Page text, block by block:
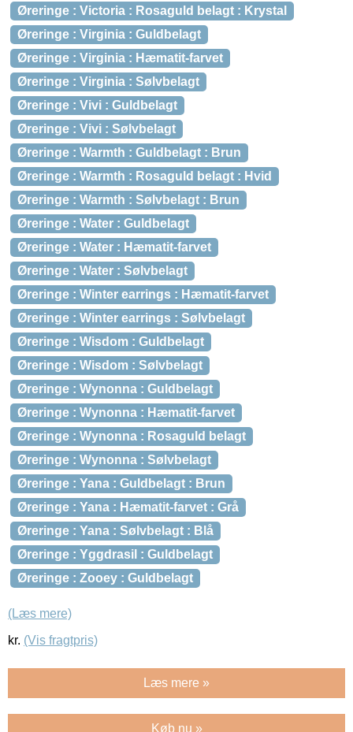
Øreringe : Victoria : Rosaguld belagt : Krystal
Øreringe : Virginia : Guldbelagt
Øreringe : Virginia : Hæmatit-farvet
Øreringe : Virginia : Sølvbelagt
Øreringe : Vivi : Guldbelagt
Øreringe : Vivi : Sølvbelagt
Øreringe : Warmth : Guldbelagt : Brun
Øreringe : Warmth : Rosaguld belagt : Hvid
Øreringe : Warmth : Sølvbelagt : Brun
Øreringe : Water : Guldbelagt
Øreringe : Water : Hæmatit-farvet
Øreringe : Water : Sølvbelagt
Øreringe : Winter earrings : Hæmatit-farvet
Øreringe : Winter earrings : Sølvbelagt
Øreringe : Wisdom : Guldbelagt
Øreringe : Wisdom : Sølvbelagt
Øreringe : Wynonna : Guldbelagt
Øreringe : Wynonna : Hæmatit-farvet
Øreringe : Wynonna : Rosaguld belagt
Øreringe : Wynonna : Sølvbelagt
Øreringe : Yana : Guldbelagt : Brun
Øreringe : Yana : Hæmatit-farvet : Grå
Øreringe : Yana : Sølvbelagt : Blå
Øreringe : Yggdrasil : Guldbelagt
Øreringe : Zooey : Guldbelagt
(Læs mere)
kr. (Vis fragtpris)
Læs mere »
Køb nu »